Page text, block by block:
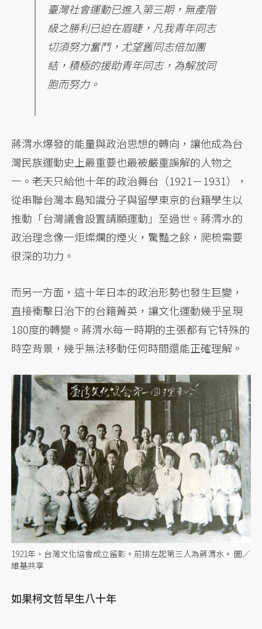
臺灣社會運動已進入第三期，無產階
級之勝利已迫在眉睫，凡我青年同志
切須努力奮鬥，尤望舊同志倍加團
結，積極的援助青年同志，為解放同
胞而努力。
蔣渭水爆發的能量與政治思想的轉向，讓他成為台
灣民族運動史上最重要也最被嚴重誤解的人物之
一。老天只給他十年的政治舞台（1921－1931），
從串聯台灣本島知識分子與留學東京的台籍學生以
推動「台灣議會設置請願運動」至過世。蔣渭水的
政治理念像一炬燦爛的煙火，驚豔之餘，爬梳需要
很深的功力。
而另一方面，這十年日本的政治形勢也發生巨變，
直接衝擊日治下的台籍菁英，讓文化運動幾乎呈現
180度的轉變。蔣渭水每一時期的主張都有它特殊的
時空背景，幾乎無法移動任何時間還能正確理解。
1921年，台灣文化協會成立留影。前排左起第三人為蔣渭水。 圖／
維基共享
如果柯文哲早生八十年